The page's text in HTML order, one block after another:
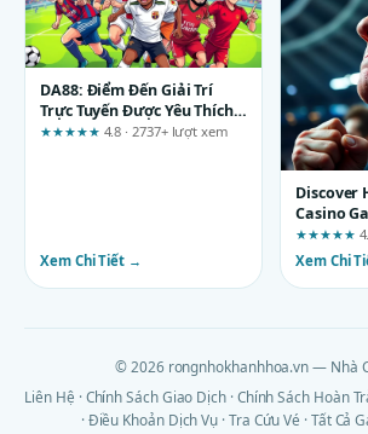
DA88: Điểm Đến Giải Trí
Trực Tuyến Được Yêu Thích
Tại Việt Nam
★★★★★ 4.8 · 2737+ lượt xem
Xem Chi Tiết →
Discover
Casino
Based
★★★★★
Xem Chi
© 2026 rongnhokhanhhoa.vn — Nhà
Liên Hệ ·Chính Sách Giao Dịch ·Chính Sách Hoàn
·Điều Khoản Dịch Vụ ·Tra Cứu Vé ·Tất Cả